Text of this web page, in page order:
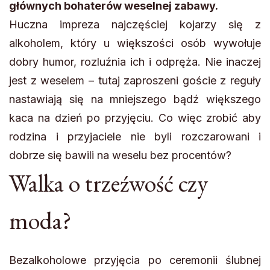
głównych bohaterów weselnej zabawy.
Huczna impreza najczęściej kojarzy się z
alkoholem, który u większości osób wywołuje
dobry humor, rozluźnia ich i odpręża. Nie inaczej
jest z weselem – tutaj zaproszeni goście z reguły
nastawiają się na mniejszego bądź większego
kaca na dzień po przyjęciu. Co więc zrobić aby
rodzina i przyjaciele nie byli rozczarowani i
dobrze się bawili na weselu bez procentów?
Walka o trzeźwość czy
moda?
Bezalkoholowe przyjęcia po ceremonii ślubnej